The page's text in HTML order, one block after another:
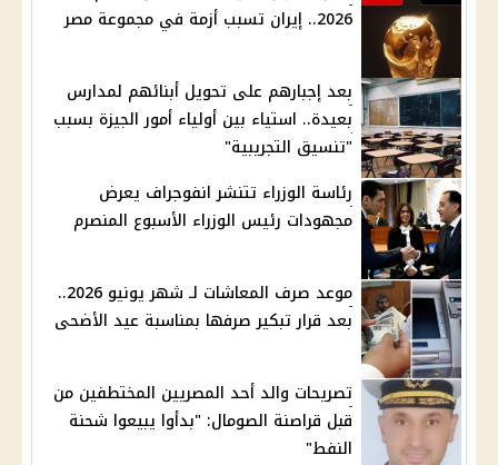
2026.. إيران تسبب أزمة في مجموعة مصر
بعد إجبارهم على تحويل أبنائهم لمدارس
بعيدة.. استياء بين أولياء أمور الجيزة بسبب
"تنسيق التجريبية"
رئاسة الوزراء تتنشر انفوجراف يعرض
مجهودات رئيس الوزراء الأسبوع المنصرم
موعد صرف المعاشات لـ شهر يونيو 2026..
بعد قرار تبكير صرفها بمناسبة عيد الأضحى
تصريحات والد أحد المصريين المختطفين من
قبل قراصنة الصومال: "بدأوا يبيعوا شحنة
النفط"